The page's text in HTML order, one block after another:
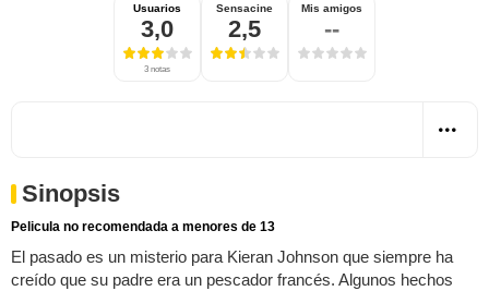
Usuarios
3,0
3 notas
Sensacine
2,5
Mis amigos
--
Sinopsis
Pelicula no recomendada a menores de 13
El pasado es un misterio para Kieran Johnson que siempre ha
creído que su padre era un pescador francés. Algunos hechos